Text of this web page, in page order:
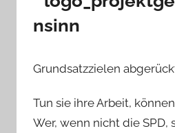
Grundsatzzielen
Tun sie ihre Arbeit,
Wer, wenn nicht die